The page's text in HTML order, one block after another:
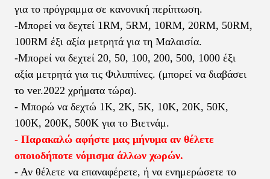
για το πρόγραμμα σε κανονική περίπτωση.
-Μπορεί να δεχτεί 1RM, 5RM, 10RM, 20RM, 50RM,
100RM έξι αξία μετρητά για τη Μαλαισία.
-Μπορεί να δεχτεί 20, 50, 100, 200, 500, 1000 έξι
αξία μετρητά για τις Φιλιππίνες. (μπορεί να διαβάσει
το ver.2022 χρήματα τώρα).
- Μπορώ να δεχτώ 1K, 2K, 5K, 10K, 20K, 50K,
100K, 200K, 500K για το Βιετνάμ.
- Παρακαλώ αφήστε μας μήνυμα αν θέλετε
οποιοδήποτε νόμισμα άλλων χωρών.
- Αν θέλετε να επαναφέρετε, ή να ενημερώσετε το